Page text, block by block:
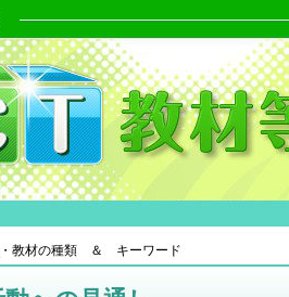
教材の種類 ＆ キーワード